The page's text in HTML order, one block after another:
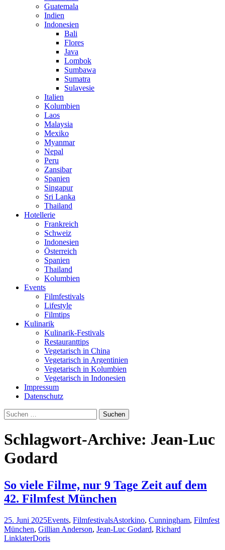
Guatemala
Indien
Indonesien
Bali
Flores
Java
Lombok
Sumbawa
Sumatra
Sulavesie
Italien
Kolumbien
Laos
Malaysia
Mexiko
Myanmar
Nepal
Peru
Zansibar
Spanien
Singapur
Sri Lanka
Thailand
Hotellerie
Frankreich
Schweiz
Indonesien
Österreich
Spanien
Thailand
Kolumbien
Events
Filmfestivals
Lifestyle
Filmtips
Kulinarik
Kulinarik-Festivals
Restauranttips
Vegetarisch in China
Vegetarisch in Argentinien
Vegetarisch in Kolumbien
Vegetarisch in Indonesien
Impressum
Datenschutz
Suchen
nach:
Schlagwort-Archive: Jean-Luc
Godard
So viele Filme, nur 9 Tage Zeit auf dem
42. Filmfest München
25. Juni 2025Events, FilmfestivalsAstorkino, Cunningham, Filmfest
München, Gillian Anderson, Jean-Luc Godard, Richard
LinklaterDoris